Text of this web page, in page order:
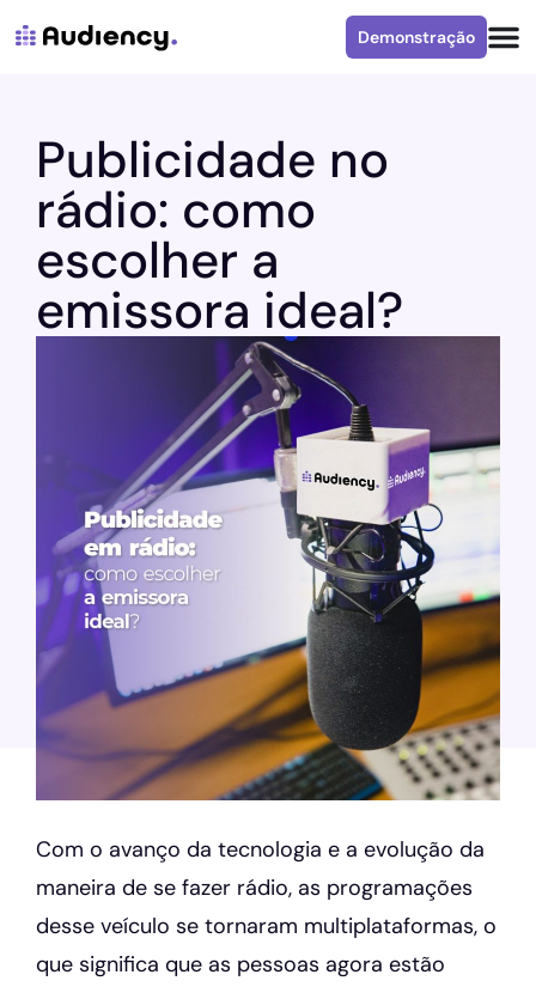
Demonstração
Publicidade no
rádio: como
escolher a
emissora ideal?
Com o avanço da tecnologia e a evolução da
maneira de se fazer rádio, as programações
desse veículo se tornaram multiplataformas, o
que significa que as pessoas agora estão